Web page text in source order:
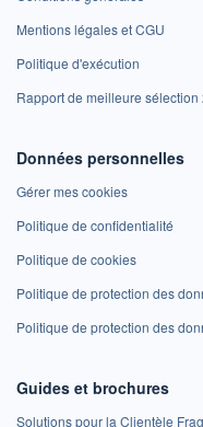
Mentions légales et CGU
Politique d'exécution
Rapport de meilleure sélection
Données personnelles
Gérer mes cookies
Politique de confidentialité
Politique de cookies
Politique de protection des
Politique de protection des
Guides et brochures
Solutions pour la Clientèle